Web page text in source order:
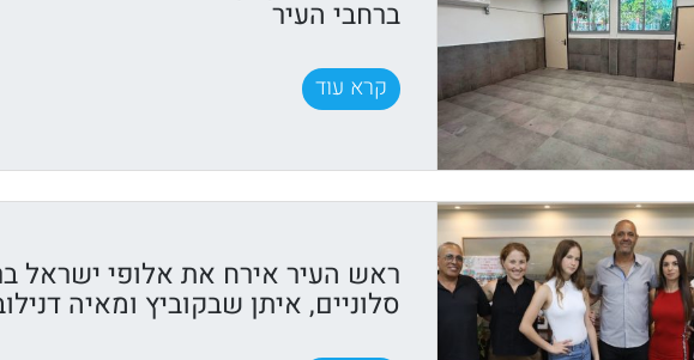
ברחבי העיר
קרא עוד
ראש העיר אירח את אלופי ישראל
סלוניים, איתן שבקוביץ ומאיה